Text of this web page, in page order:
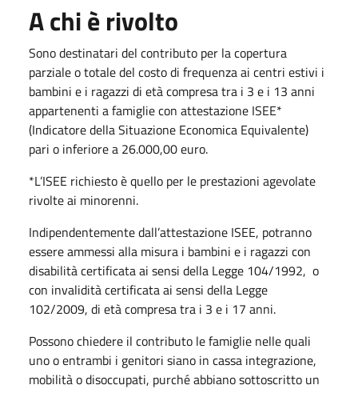
A chi è rivolto
Sono destinatari del contributo per la copertura
parziale o totale del costo di frequenza ai centri estivi i
bambini e i ragazzi di età compresa tra i 3 e i 13 anni
appartenenti a famiglie con attestazione ISEE*
(Indicatore della Situazione Economica Equivalente)
pari o inferiore a 26.000,00 euro.
*L’ISEE richiesto è quello per le prestazioni agevolate
rivolte ai minorenni.
Indipendentemente dall’attestazione ISEE, potranno
essere ammessi alla misura i bambini e i ragazzi con
disabilità certificata ai sensi della Legge 104/1992, o
con invalidità certificata ai sensi della Legge
102/2009, di età compresa tra i 3 e i 17 anni.
Possono chiedere il contributo le famiglie nelle quali
uno o entrambi i genitori siano in cassa integrazione,
mobilità o disoccupati, purché abbiano sottoscritto un